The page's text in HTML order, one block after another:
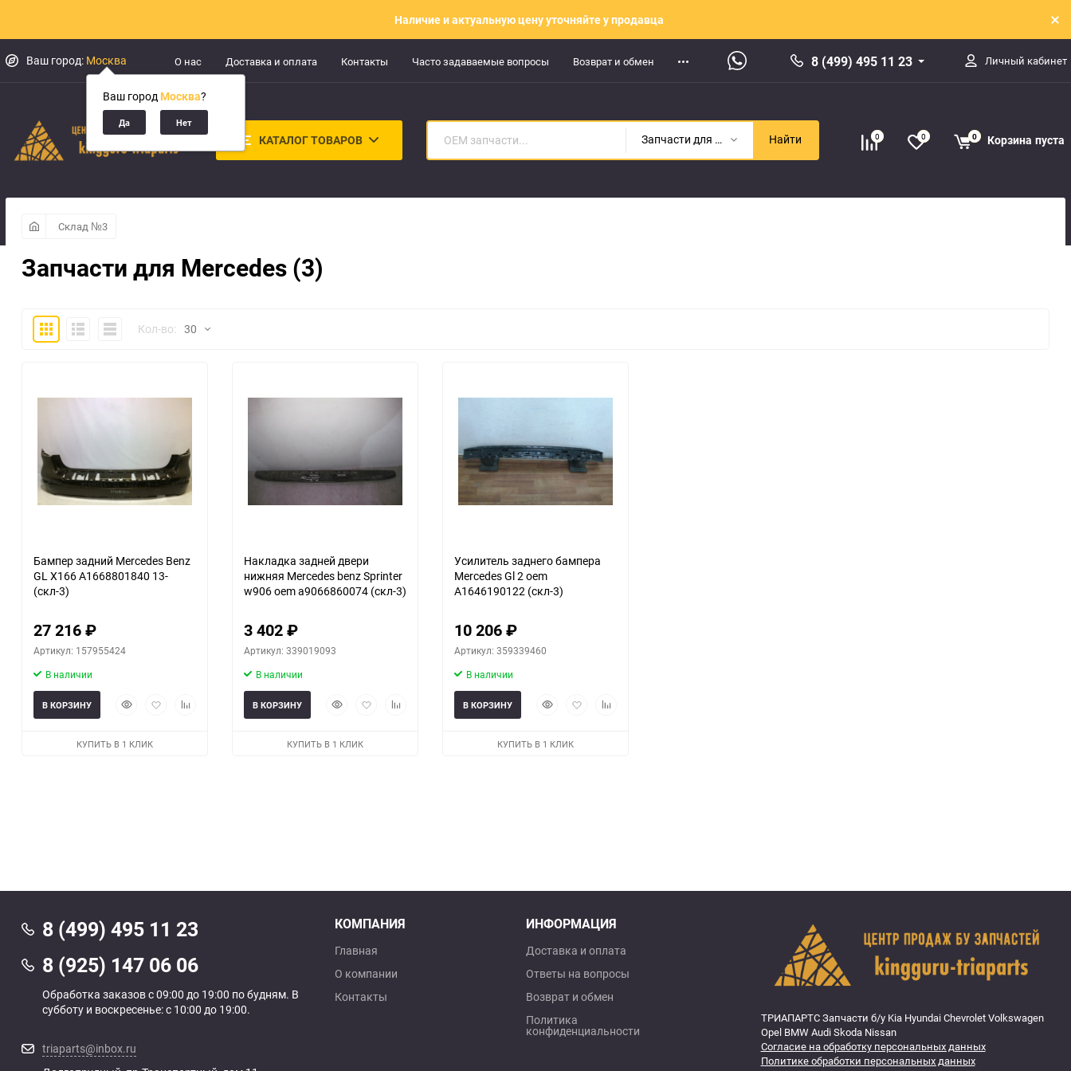
Наличие и актуальную цену уточняйте у продавца
Ваш город: Москва
Ваш город Москва?
О нас Доставка и оплата Контакты Часто задаваемые вопросы Возврат и обмен 8 (499) 495 11 23 Личный кабинет
КАТАЛОГ ТОВАРОВ Запчасти для Mercedes (3) Найти 0 0 0 Корзина пуста
Склад №3
Запчасти для Mercedes (3)
ПлиткаПодробноКомпактноКол-во: 30
150
Бампер задний Merсedes Benz
GL X166 A1668801840 13-
(скл-3)
27 216₽
Артикул: 157955424
В наличии
БыстрыйДобавитьДобавить
В КОРЗИНУ
КУПИТЬ В 1 КЛИК
Накладка задней двери
нижняя Mercedes benz Sprinter
w906 oem a9066860074 (скл-3)
3 402₽
Артикул: 339019093
В наличии
БыстрыйДобавитьДобавить
В КОРЗИНУ
КУПИТЬ В 1 КЛИК
Усилитель заднего бампера
Mercedes Gl 2 oem
A1646190122 (скл-3)
10 206₽
Артикул: 359339460
В наличии
БыстрыйДобавитьДобавить
В КОРЗИНУ
КУПИТЬ В 1 КЛИК
8 (499) 495 11 23
8 (925) 147 06 06
Обработка заказов с 09:00 до 19:00 по будням. В
субботу и воскресенье: с 10:00 до 19:00.
triaparts@inbox.ru
КОМПАНИЯ
Главная
О компании
Контакты
ИНФОРМАЦИЯ
Доставка и оплата
Ответы на вопросы
Возврат и обмен
Политика
конфиденциальности
ТРИАПАРТС Запчасти б/у Kia Hyundai Chevrolet Volkswagen
Opel BMW Audi Skoda Nissan
Согласие на обработку персональных данных
Политике обработки персональных данных